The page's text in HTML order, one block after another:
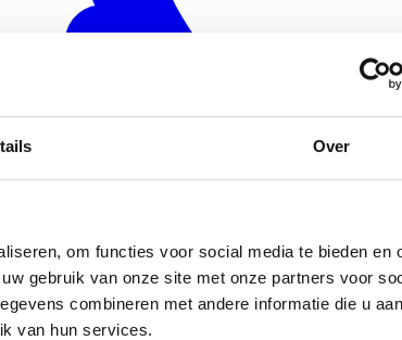
Over
om functies voor social media te bieden en
gebruik van onze site met onze partners voor
combineren met andere informatie die u
van hun services.